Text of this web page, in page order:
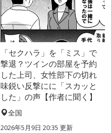
「セクハラ」を「ミス」で
撃退？ツインの部屋を予約
した上司、女性部下の切れ
味鋭い反撃にに「スカッと
した」の声【作者に聞く】
全国
2026年5月9日 20:35 更新